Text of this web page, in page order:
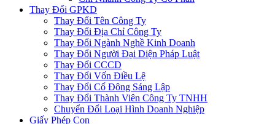
Thay Đổi GPKD
Thay Đổi Tên Công Ty
Thay Đổi Địa Chỉ Công Ty
Thay Đổi Ngành Nghề Kinh Doanh
Thay Đổi Người Đại Diện Pháp Luật
Thay Đổi CCCD
Thay Đổi Vốn Điều Lệ
Thay Đổi Cổ Đông Sáng Lập
Thay Đổi Thành Viên Công Ty TNHH
Chuyển Đổi Loại Hình Doanh Nghiệp
Giấy Phép Con